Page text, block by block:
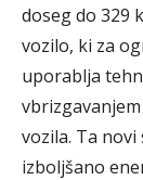
doseg do 329
vozilo, ki za
uporablja
vozila. Ta
izboljšano